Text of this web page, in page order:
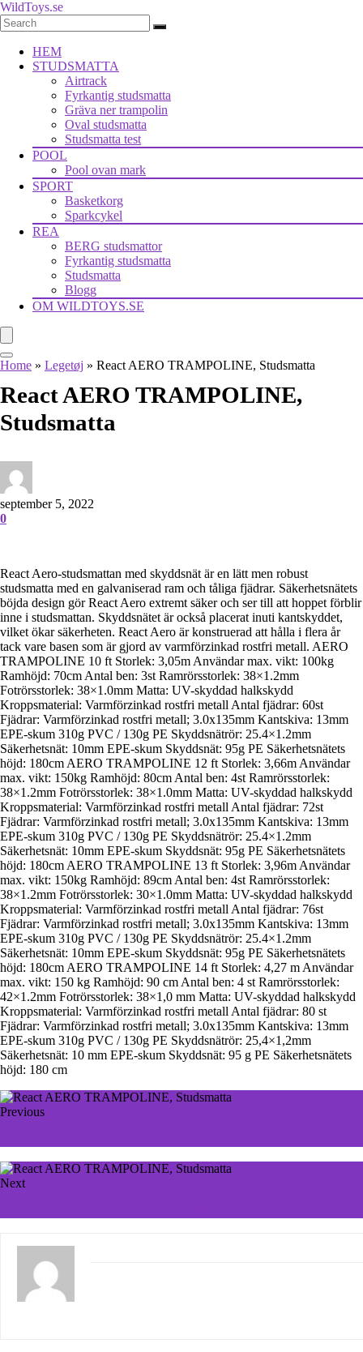
WildToys.se
HEM
STUDSMATTA
Airtrack
Fyrkantig studsmatta
Gräva ner trampolin
Oval studsmatta
Studsmatta test
POOL
Pool ovan mark
SPORT
Basketkorg
Sparkcykel
REA
BERG studsmattor
Fyrkantig studsmatta
Studsmatta
Blogg
OM WILDTOYS.SE
Home » Legetøj » React AERO TRAMPOLINE, Studsmatta
React AERO TRAMPOLINE,
Studsmatta
september 5, 2022
0
React Aero-studsmattan med skyddsnät är en lätt men robust
studsmatta med en galvaniserad ram och tåliga fjädrar. Säkerhetsnätets
böjda design gör React Aero extremt säker och ser till att hoppet förblir
inne i studsmattan. Skyddsnätet är också placerat inuti kantskyddet,
vilket ökar säkerheten. React Aero är konstruerad att hålla i flera år
tack vare basen som är gjord av varmförzinkad rostfri metall. AERO
TRAMPOLINE 10 ft Storlek: 3,05m Användar max. vikt: 100kg
Ramhöjd: 70cm Antal ben: 3st Ramrörsstorlek: 38×1.2mm
Fotrörsstorlek: 38×1.0mm Matta: UV-skyddad halkskydd
Kroppsmaterial: Varmförzinkad rostfri metall Antal fjädrar: 60st
Fjädrar: Varmförzinkad rostfri metall; 3.0x135mm Kantskiva: 13mm
EPE-skum 310g PVC / 130g PE Skyddsnätrör: 25.4×1.2mm
Säkerhetsnät: 10mm EPE-skum Skyddsnät: 95g PE Säkerhetsnätets
höjd: 180cm AERO TRAMPOLINE 12 ft Storlek: 3,66m Användar
max. vikt: 150kg Ramhöjd: 80cm Antal ben: 4st Ramrörsstorlek:
38×1.2mm Fotrörsstorlek: 38×1.0mm Matta: UV-skyddad halkskydd
Kroppsmaterial: Varmförzinkad rostfri metall Antal fjädrar: 72st
Fjädrar: Varmförzinkad rostfri metall; 3.0x135mm Kantskiva: 13mm
EPE-skum 310g PVC / 130g PE Skyddsnätrör: 25.4×1.2mm
Säkerhetsnät: 10mm EPE-skum Skyddsnät: 95g PE Säkerhetsnätets
höjd: 180cm AERO TRAMPOLINE 13 ft Storlek: 3,96m Användar
max. vikt: 150kg Ramhöjd: 89cm Antal ben: 4st Ramrörsstorlek:
38×1.2mm Fotrörsstorlek: 30×1.0mm Matta: UV-skyddad halkskydd
Kroppsmaterial: Varmförzinkad rostfri metall Antal fjädrar: 76st
Fjädrar: Varmförzinkad rostfri metall; 3.0x135mm Kantskiva: 13mm
EPE-skum 310g PVC / 130g PE Skyddsnätrör: 25.4×1.2mm
Säkerhetsnät: 10mm EPE-skum Skyddsnät: 95g PE Säkerhetsnätets
höjd: 180cm AERO TRAMPOLINE 14 ft Storlek: 4,27 m Användar
max. vikt: 150 kg Ramhöjd: 90 cm Antal ben: 4 st Ramrörsstorlek:
42×1.2mm Fotrörsstorlek: 38×1,0 mm Matta: UV-skyddad halkskydd
Kroppsmaterial: Varmförzinkad rostfri metall Antal fjädrar: 80 st
Fjädrar: Varmförzinkad rostfri metall; 3.0x135mm Kantskiva: 13mm
EPE-skum 310g PVC / 130g PE Skyddsnätrör: 25,4×1,2mm
Säkerhetsnät: 10 mm EPE-skum Skyddsnät: 95 g PE Säkerhetsnätets
höjd: 180 cm
Previous
Next